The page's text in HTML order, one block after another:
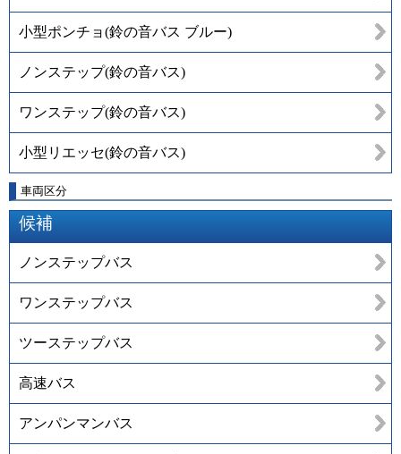
小型ポンチョ(鈴の音バス ブルー)
ノンステップ(鈴の音バス)
ワンステップ(鈴の音バス)
小型リエッセ(鈴の音バス)
車両区分
候補
ノンステップバス
ワンステップバス
ツーステップバス
高速バス
アンパンマンバス